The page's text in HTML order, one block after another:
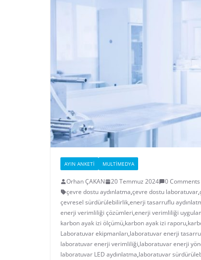
AYIN ANKETI MULTIMEDYA
Orhan ÇAKAN 20 Temmuz 2024
0 Comments
çevre dostu aydınlatma,çevre dostu laboratuvar,
çevresel sürdürülebilirlik,enerji tasarruflu
enerji verimliliği çözümleri,enerji verimliliği
karbon ayak izi ölçümü,karbon ayak izi raporu,
Laboratuvar ekipmanları,laboratuvar enerji
laboratuvar enerji verimliliği,laboratuvar enerji
laboratuvar LED aydınlatma,laboratuvar